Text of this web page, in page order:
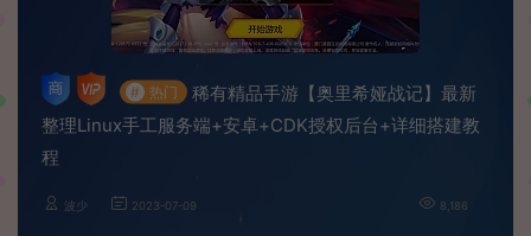
# 热门
稀有精品手游【奥里希娅战记】最新
整理Linux手工服务端+安卓+CDK授权后台+详细搭建教
程
波少 2023-07-09 8,186